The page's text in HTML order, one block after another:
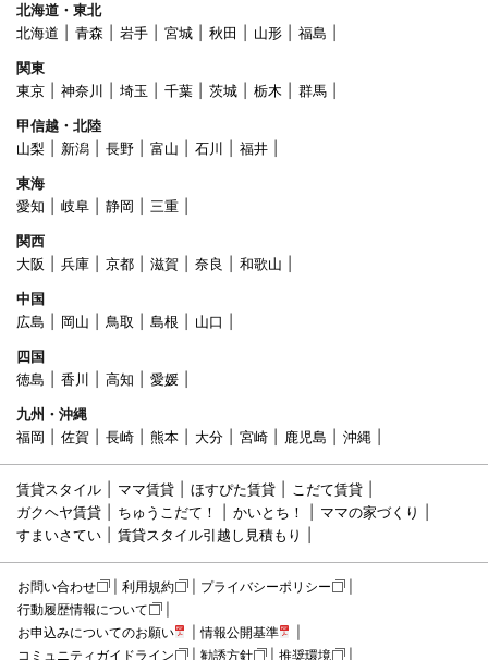
北海道・東北
北海道
青森 岩手 宮城 秋田 山形
福島
関東
東京
神奈川 埼玉 千葉 茨城 栃木
群馬
甲信越・北陸
山梨
新潟 長野 富山 石川
福井
東海
愛知
岐阜 静岡
三重
関西
大阪
兵庫 京都 滋賀 奈良
和歌山
中国
広島
岡山 鳥取 島根
山口
四国
徳島
香川 高知
愛媛
九州・沖縄
福岡
佐賀 長崎 熊本 大分 宮崎 鹿児島 沖縄
賃貸スタイル ママ賃貸 ほすぴた賃貸
こだて賃貸
ガクヘヤ賃貸
ちゅうこだて！ かいとち！
ママの家づくり
すまいさてい
賃貸スタイル引越し見積もり
お問い合わせ 利用規約
プライバシーポリシー
行動履歴情報について
お申込みについてのお願い
情報公開基準
コミュニティガイドライン
勧誘方針 推奨環境